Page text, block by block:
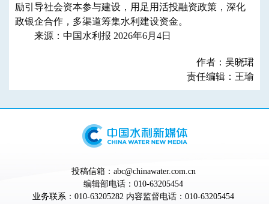
励引导社会资本参与建设，用足用活投融资政策，深化
政银企合作，多渠道筹集水利建设资金。
来源：中国水利报 2026年6月4日
作者：吴晓珺
责任编辑：王瑜
投稿信箱：abc@chinawater.com.cn
编辑部电话：010-63205454
业务联系：010-63205282 内容监督电话：010-63205454